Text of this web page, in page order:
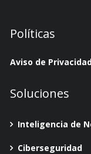
Políticas
Aviso de
Soluciones
Inteligencia de
Ciberseguridad